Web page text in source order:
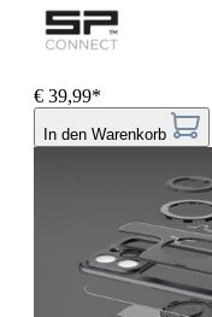
€ 39,99*
In den Warenkorb